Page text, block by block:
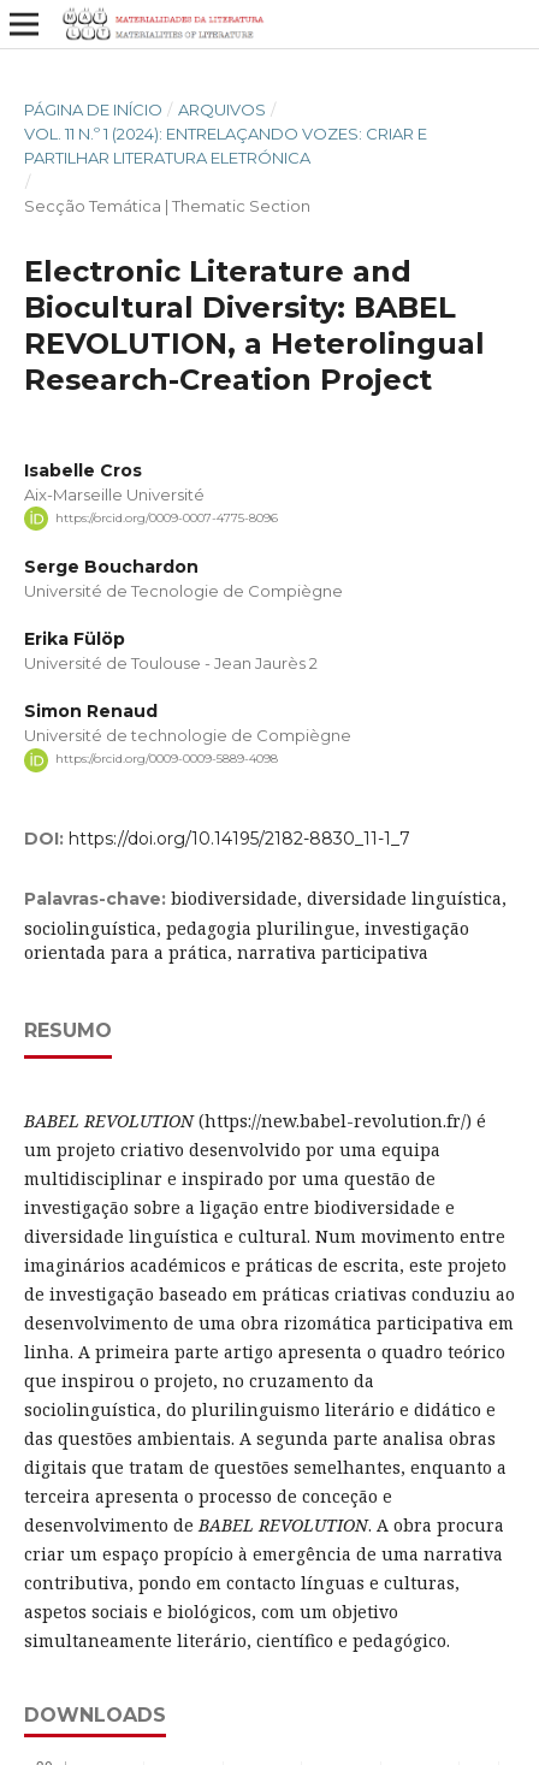
PÁGINA DE INÍCIO / ARQUIVOS /
VOL. 11 N.º 1 (2024): ENTRELAÇANDO VOZES: CRIAR E
PARTILHAR LITERATURA ELETRÓNICA
/
Secção Temática | Thematic Section
Electronic Literature and
Biocultural Diversity: BABEL
REVOLUTION, a Heterolingual
Research-Creation Project
Isabelle Cros
Aix-Marseille Université
https://orcid.org/0009-0007-4775-8096
Serge Bouchardon
Université de Tecnologie de Compiègne
Erika Fülöp
Université de Toulouse - Jean Jaurès 2
Simon Renaud
Université de technologie de Compiègne
https://orcid.org/0009-0009-5889-4098
DOI: https://doi.org/10.14195/2182-8830_11-1_7
Palavras-chave: biodiversidade, diversidade linguística,
sociolinguística, pedagogia plurilingue, investigação
orientada para a prática, narrativa participativa
RESUMO
BABEL REVOLUTION(https://new.babel-revolution.fr/) é
um projeto criativo desenvolvido por uma equipa
multidisciplinar e inspirado por uma questão de
investigação sobre a ligação entre biodiversidade e
diversidade linguística e cultural. Num movimento entre
imaginários académicos e práticas de escrita, este projeto
de investigação baseado em práticas criativas conduziu ao
desenvolvimento de uma obra rizomática participativa em
linha. A primeira parte artigo apresenta o quadro teórico
que inspirou o projeto, no cruzamento da
sociolinguística, do plurilinguismo literário e didático e
das questões ambientais. A segunda parte analisa obras
digitais que tratam de questões semelhantes, enquanto a
terceira apresenta o processo de conceção e
desenvolvimento de BABEL REVOLUTION. A obra procura
criar um espaço propício à emergência de uma narrativa
contributiva, pondo em contacto línguas e culturas,
aspetos sociais e biológicos, com um objetivo
simultaneamente literário, científico e pedagógico.
DOWNLOADS